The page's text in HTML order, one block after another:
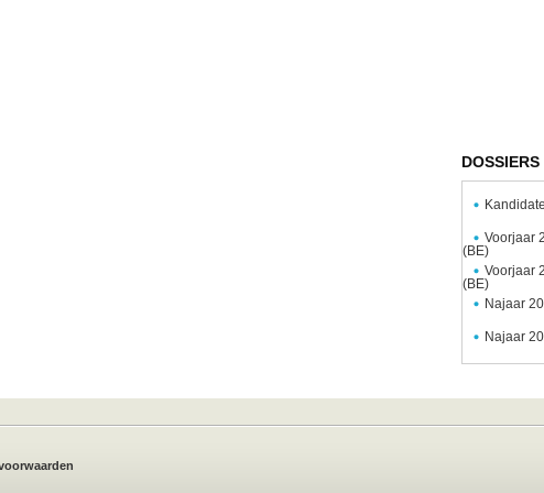
DOSSIERS
Voorjaar
(BE)
Voorjaar
(BE)
Najaar
Najaar